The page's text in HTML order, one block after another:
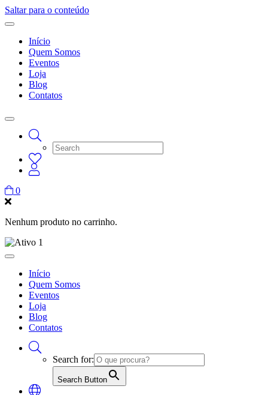
Saltar para o conteúdo
Início
Quem Somos
Eventos
Loja
Blog
Contatos
0
Nenhum produto no carrinho.
Início
Quem Somos
Eventos
Loja
Blog
Contatos
Search for:
Search Button